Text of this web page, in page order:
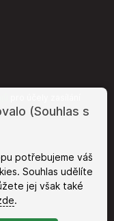
(Souhlas s
potřebujeme váš
Souhlas udělíte
jej však také
.